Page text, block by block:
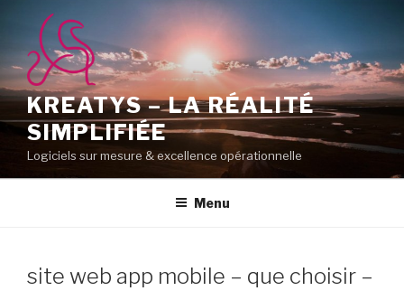
contenu
principal
KREATYS – LA RÉALITÉ
SIMPLIFIÉE
Logiciels sur mesure & excellence opérationnelle
Menu
site web app mobile – que choisir –